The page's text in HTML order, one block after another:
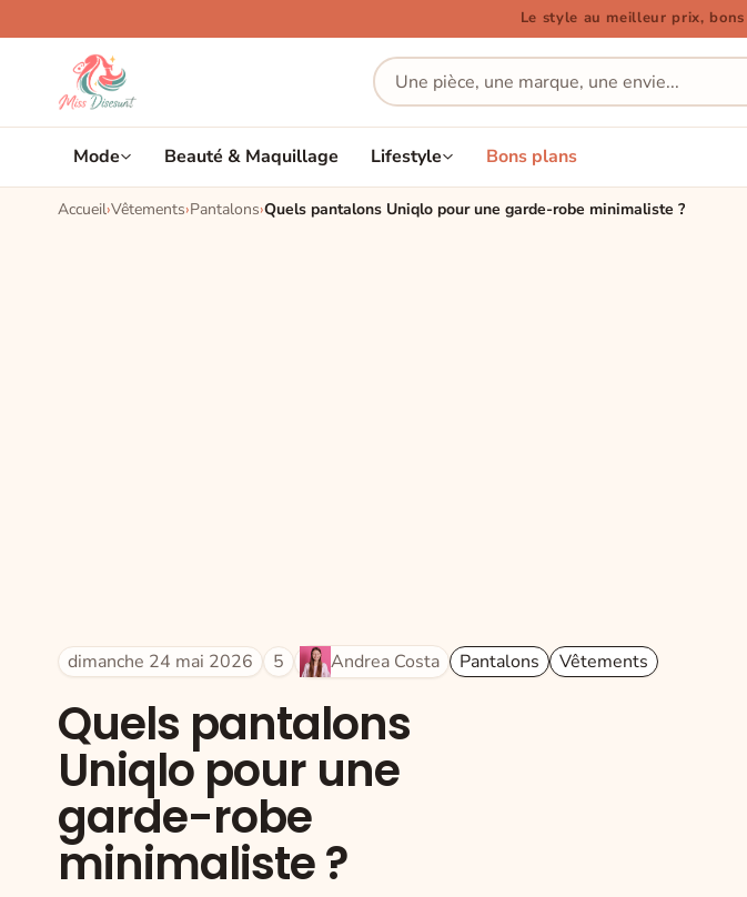
Le style au meilleur prix,
Mode Beauté & Maquillage Lifestyle Bons plans
Accueil Vêtements Pantalons Quels pantalons Uniqlo pour une garde-robe minimaliste ?
dimanche 24 mai 2026 5 Andrea Costa Pantalons Vêtements
Quels pantalons
Uniqlo pour une
garde-robe
minimaliste ?